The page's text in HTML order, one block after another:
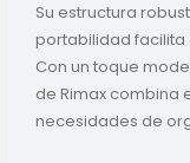
Su estructura
portabilidad facilita
Con un toque
de Rimax combina
necesidades de